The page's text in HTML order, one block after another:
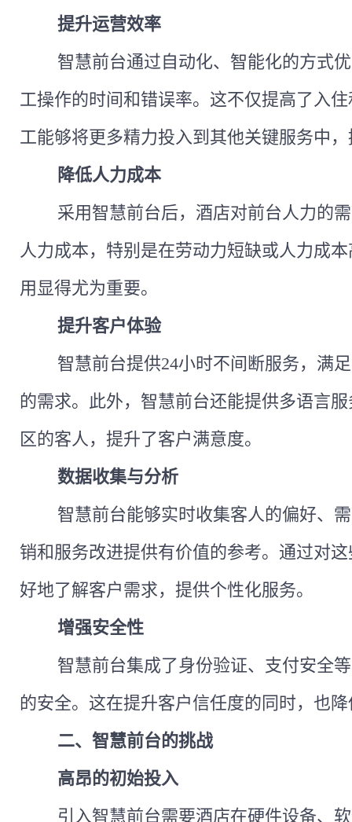
提升运营效率
智慧前台通过自动化、智能化的方式
工操作的时间和错误率。这不仅提高了入
工能够将更多精力投入到其他关键服务中
降低人力成本
采用智慧前台后，酒店对前台人力的
人力成本，特别是在劳动力短缺或人力成
用显得尤为重要。
提升客户体验
智慧前台提供24小时不间断服务，满
的需求。此外，智慧前台还能提供多语言
区的客人，提升了客户满意度。
数据收集与分析
智慧前台能够实时收集客人的偏好、
销和服务改进提供有价值的参考。通过对
好地了解客户需求，提供个性化服务。
增强安全性
智慧前台集成了身份验证、支付安全
的安全。这在提升客户信任度的同时，也
二、智慧前台的挑战
高昂的初始投入
引入智慧前台需要酒店在硬件设备、